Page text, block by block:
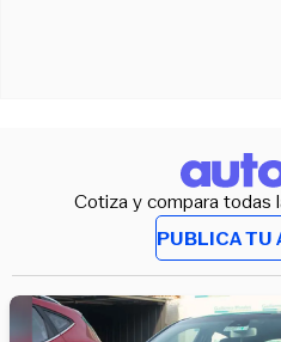
Cotiza y compara todas
PUBLICA TU